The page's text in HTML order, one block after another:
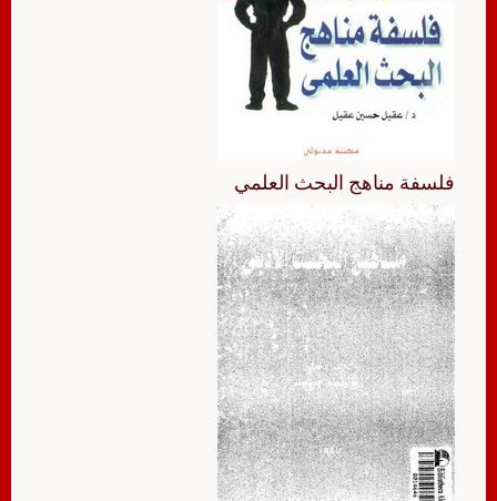
فلسفة مناهج البحث العلمي